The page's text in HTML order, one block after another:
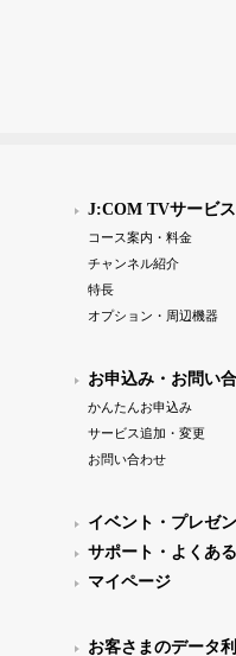
J:COM TVサービ
コース案内・料金
チャンネル紹介
特長
オプション・周辺機器
お申込み・お問い
かんたんお申込み
サービス追加・変更
お問い合わせ
イベント・プレゼ
サポート・よくあ
マイページ
お客さまのデータ